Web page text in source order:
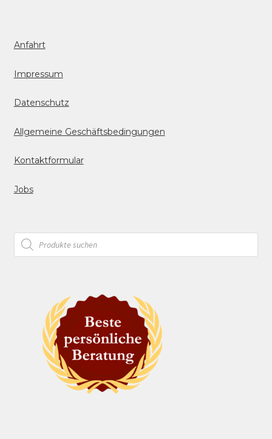
Anfahrt
Impressum
Datenschutz
Allgemeine Geschäftsbedingungen
Kontaktformular
Jobs
Products
search